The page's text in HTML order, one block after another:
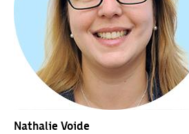
Nathalie Voide